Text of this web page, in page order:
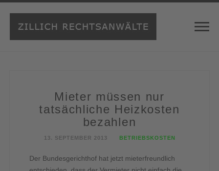
Mieter müssen nur
tatsächliche Heizkosten
bezahlen
13. SEPTEMBER 2013 BETRIEBSKOSTEN
Der Bundesgerichthof hat jetzt mieterfreundlich